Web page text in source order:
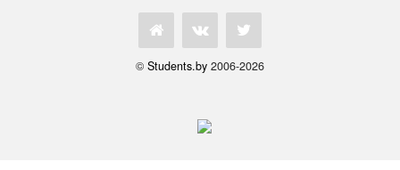
© Students.by 2006-2026